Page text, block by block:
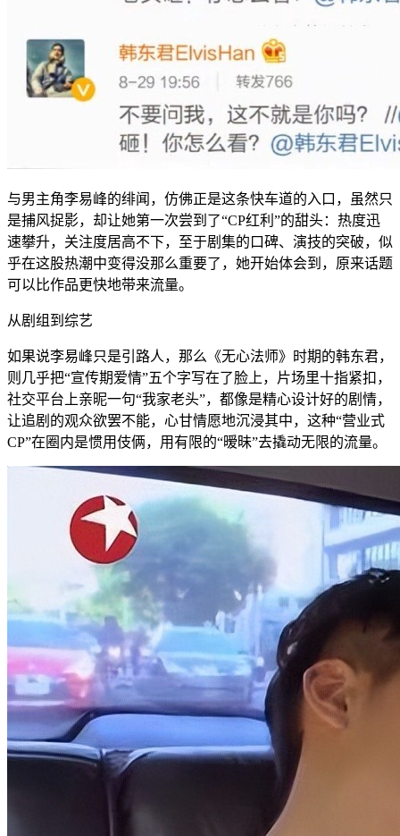
与男主角李易峰的绯闻，仿佛正是这条快车道的入口，虽然只
是捕风捉影，却让她第一次尝到了“CP红利”的甜头：热度迅
速攀升，关注度居高不下，至于剧集的口碑、演技的突破，似
乎在这股热潮中变得没那么重要了，她开始体会到，原来话题
可以比作品更快地带来流量。
从剧组到综艺
如果说李易峰只是引路人，那么《无心法师》时期的韩东君，
则几乎把“宣传期爱情”五个字写在了脸上，片场里十指紧扣，
社交平台上亲昵一句“我家老头”，都像是精心设计好的剧情，
让追剧的观众欲罢不能，心甘情愿地沉浸其中，这种“营业式
CP”在圈内是惯用伎俩，用有限的“暧昧”去撬动无限的流量。